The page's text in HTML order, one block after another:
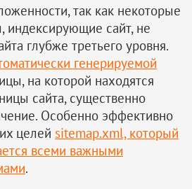
так как некоторые
сайт, не
глубже третьего уровня.
генерируемой
на которой находятся
сайта, существенно
Особенно эффективно
целей sitemap.xml, который
всеми важными
.